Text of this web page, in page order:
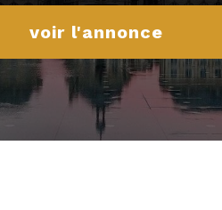
voir l'annonce